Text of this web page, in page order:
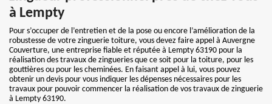
à Lempty
Pour s’occuper de l’entretien et de la pose ou encore l’amélioration de la
robustesse de votre zinguerie toiture, vous devez faire appel à Auvergne
Couverture, une entreprise fiable et réputée à Lempty 63190 pour la
réalisation des travaux de zingueries que ce soit pour la toiture, pour les
gouttières ou pour les cheminées. En faisant appel à lui, vous pouvez
obtenir un devis pour vous indiquer les dépenses nécessaires pour les
travaux pour pouvoir commencer la réalisation de vos travaux de zinguerie
à Lempty 63190.